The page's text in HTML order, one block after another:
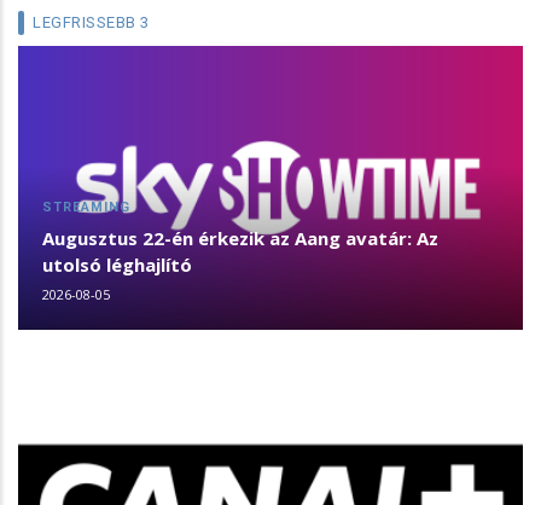
LEGFRISSEBB 3
STREAMING
Augusztus 22-én érkezik az Aang avatár: Az
utolsó léghajlító
2026-08-05